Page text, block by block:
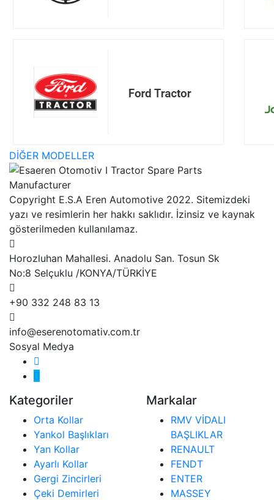
DİĞER MODELLER
Copyright E.S.A Eren Automotive 2022. Sitemizdeki
yazı ve resimlerin her hakkı saklıdır. İzinsiz ve kaynak
gösterilmeden kullanılamaz.
Horozluhan Mahallesi. Anadolu San. Tosun Sk
No:8 Selçuklu /KONYA/TÜRKİYE
+90 332 248 83 13
info@eserenotomativ.com.tr
Sosyal Medya
Kategoriler
Orta Kollar
Yankol Başlıkları
Yan Kollar
Ayarlı Kollar
Gergi Zincirleri
Çeki Demirleri
Markalar
RMV VİDALI
BAŞLIKLAR
RENAULT
FENDT
ENTER
MASSEY